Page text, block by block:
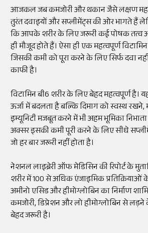
आजकल जब कमजोरी और थकान जैसे लक्षण
तुरंत दवाइयों और सप्लीमेंट्स की ओर भागते हैं
कि आपके शरीर के लिए जरूरी कई पोषक तत्व
ही मौजूद होते हैं। ऐसा ही एक महत्वपूर्ण
जिसकी कमी को पूरा करने के लिए सिर्फ दवा
काफी है।
विटामिन बी6 शरीर के लिए बेहद महत्वपूर्ण
ऊर्जा में बदलता है बल्कि दिमाग को स्वस्थ
इम्यूनिटी मजबूत करने में भी अहम भूमिका
अक्सर इसकी कमी पूरी करने के लिए सीधे
जो हर बार जरूरी नहीं होता है।
नेशनल लाइब्रेरी ऑफ मेडिसिन की रिपोर्ट के
शरीर में 100 से अधिक एंजाइमिक
अमीनो एसिड और हीमोग्लोबिन का निर्माण
कमजोरी, डिप्रेशन और लो हीमोग्लोबिन से लड़ने
बेहद जरूरी है।